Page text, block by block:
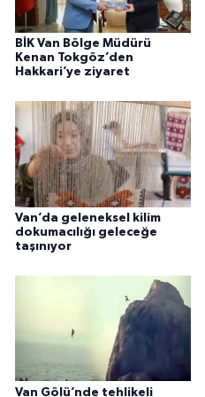
BİK Van Bölge Müdürü
Kenan Tokgöz’den
Hakkari’ye ziyaret
Van’da geleneksel kilim
dokumacılığı geleceğe
taşınıyor
Van Gölü’nde tehlikeli